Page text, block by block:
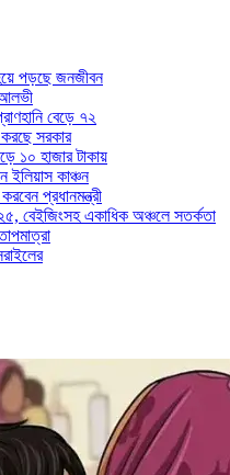
পড়ছে জনজীবন
আলভী
বেড়ে ৭২
করছে সরকার
১০ হাজার টাকায়
ইলিয়াস কাঞ্চন
প্রধানমন্ত্রী
২৫, বেইজিংসহ একাধিক অঞ্চলে সতর্কতা